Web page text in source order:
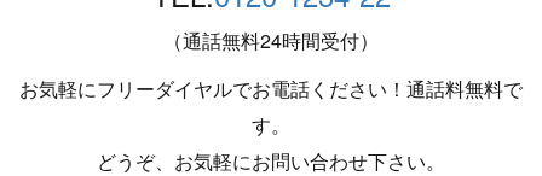
（通話無料24時間受付）
お気軽にフリーダイヤルでお電話ください！通話料無料で
す。
どうぞ、お気軽にお問い合わせ下さい。